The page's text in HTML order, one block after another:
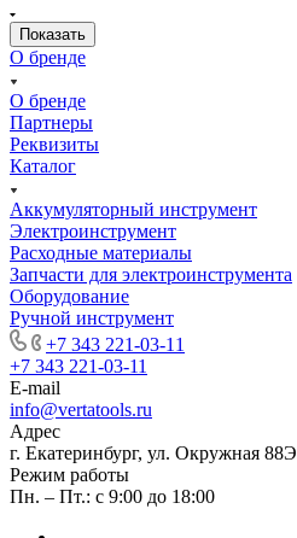
О бренде
О бренде
Партнеры
Реквизиты
Каталог
Аккумуляторный инструмент
Электроинструмент
Расходные материалы
Запчасти для электроинструмента
Оборудование
Ручной инструмент
+7 343 221-03-11
+7 343 221-03-11
E-mail
info@vertatools.ru
Адрес
г. Екатеринбург, ул. Окружная 88Э
Режим работы
Пн. – Пт.: с 9:00 до 18:00